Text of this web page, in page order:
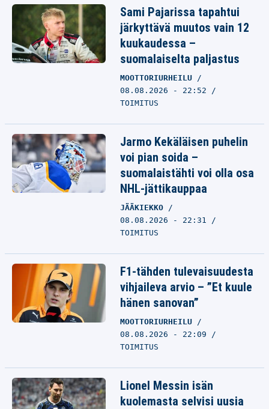
Sami Pajarissa tapahtui
järkyttävä muutos vain 12
kuukaudessa –
suomalaiselta paljastus
MOOTTORIURHEILU
08.08.2026 - 22:52
TOIMITUS
Jarmo Kekäläisen puhelin
voi pian soida –
suomalaistähti voi olla osa
NHL-jättikauppaa
JÄÄKIEKKO
08.08.2026 - 22:31
TOIMITUS
F1-tähden tulevaisuudesta
vihjaileva arvio – ”Et kuule
hänen sanovan”
MOOTTORIURHEILU
08.08.2026 - 22:09
TOIMITUS
Lionel Messin isän
kuolemasta selvisi uusia